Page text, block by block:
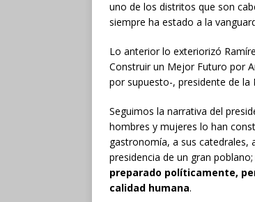
uno de los distritos que son
siempre ha estado a la
Lo anterior lo exteriorizó
Construir un Mejor Futuro por
por supuesto-, presidente de la
Seguimos la narrativa del
hombres y mujeres lo han
gastronomía, a sus catedrales,
presidencia de un gran poblano;
preparado políticamente,
calidad humana.